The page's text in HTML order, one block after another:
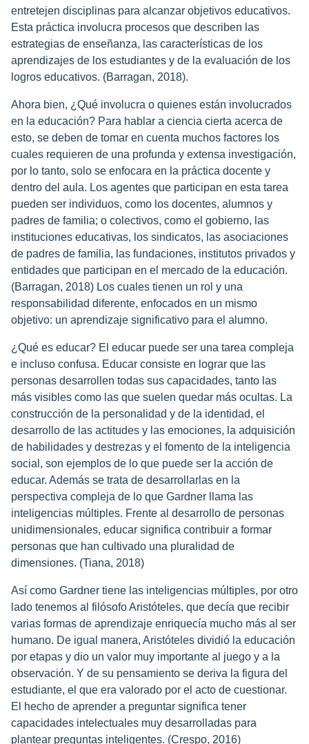
entretejen disciplinas para alcanzar objetivos educativos.
Esta práctica involucra procesos que describen las
estrategias de enseñanza, las características de los
aprendizajes de los estudiantes y de la evaluación de los
logros educativos. (Barragan, 2018).
Ahora bien, ¿Qué involucra o quienes están involucrados
en la educación? Para hablar a ciencia cierta acerca de
esto, se deben de tomar en cuenta muchos factores los
cuales requieren de una profunda y extensa investigación,
por lo tanto, solo se enfocara en la práctica docente y
dentro del aula. Los agentes que participan en esta tarea
pueden ser individuos, como los docentes, alumnos y
padres de familia; o colectivos, como el gobierno, las
instituciones educativas, los sindicatos, las asociaciones
de padres de familia, las fundaciones, institutos privados y
entidades que participan en el mercado de la educación.
(Barragan, 2018) Los cuales tienen un rol y una
responsabilidad diferente, enfocados en un mismo
objetivo: un aprendizaje significativo para el alumno.
¿Qué es educar? El educar puede ser una tarea compleja
e incluso confusa. Educar consiste en lograr que las
personas desarrollen todas sus capacidades, tanto las
más visibles como las que suelen quedar más ocultas. La
construcción de la personalidad y de la identidad, el
desarrollo de las actitudes y las emociones, la adquisición
de habilidades y destrezas y el fomento de la inteligencia
social, son ejemplos de lo que puede ser la acción de
educar. Además se trata de desarrollarlas en la
perspectiva compleja de lo que Gardner llama las
inteligencias múltiples. Frente al desarrollo de personas
unidimensionales, educar significa contribuir a formar
personas que han cultivado una pluralidad de
dimensiones. (Tiana, 2018)
Así como Gardner tiene las inteligencias múltiples, por otro
lado tenemos al filósofo Aristóteles, que decía que recibir
varias formas de aprendizaje enriquecía mucho más al ser
humano. De igual manera, Aristóteles dividió la educación
por etapas y dio un valor muy importante al juego y a la
observación. Y de su pensamiento se deriva la figura del
estudiante, el que era valorado por el acto de cuestionar.
El hecho de aprender a preguntar significa tener
capacidades intelectuales muy desarrolladas para
plantear preguntas inteligentes. (Crespo, 2016)